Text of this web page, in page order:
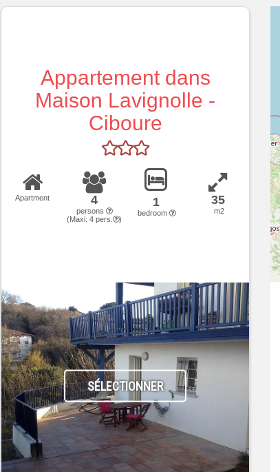
Appartement dans
Maison Lavignolle -
Ciboure
Apartment 4
persons
(Maxi: 4 pers. )
1
bedroom
35
m2
SÉLECTIONNER